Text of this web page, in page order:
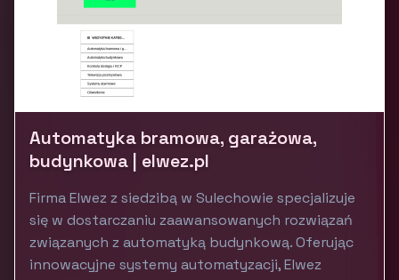
Automatyka bramowa, garażowa,
budynkowa | elwez.pl
Firma Elwez z siedzibą w Sulechowie specjalizuje
się w dostarczaniu zaawansowanych rozwiązań
związanych z automatyką budynkową. Oferując
innowacyjne systemy automatyzacji, Elwez